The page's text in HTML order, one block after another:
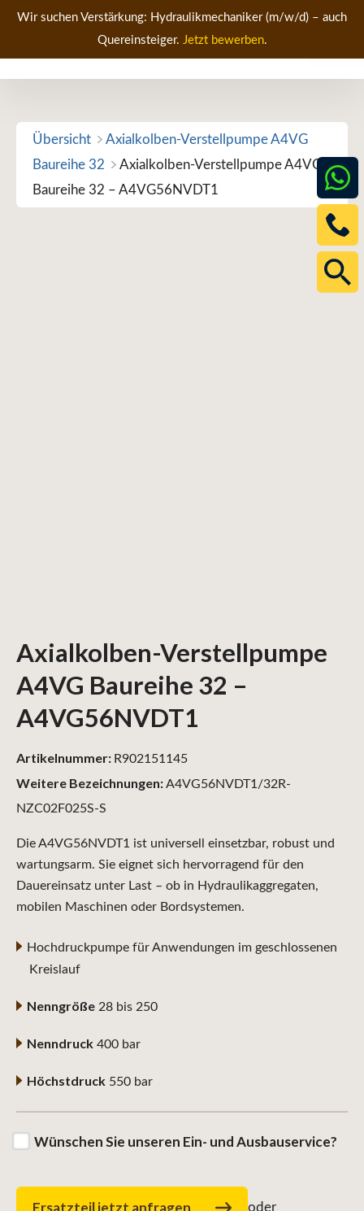
Zum
springen
Wir suchen Verstärkung: Hydraulikmechaniker (m/w/d) – auch
Quereinsteiger. Jetzt bewerben.
Übersicht
Axialkolben-Verstellpumpe A4VG
Baureihe 32
Axialkolben-Verstellpumpe A4VG
Baureihe 32 – A4VG56NVDT1
Axialkolben-Verstellpumpe
A4VG Baureihe 32 –
A4VG56NVDT1
Die A4VG56NVDT1 ist universell einsetzbar, robust und
wartungsarm. Sie eignet sich hervorragend für den
Dauereinsatz unter Last – ob in Hydraulikaggregaten,
mobilen Maschinen oder Bordsystemen.
Hochdruckpumpe für Anwendungen im geschlossenen
Kreislauf
Nenngröße 28 bis 250
Nenndruck 400 bar
Höchstdruck 550 bar
Wünschen Sie unseren Ein- und Ausbauservice?
Ersatzteil jetzt anfragen oder
Weitere Bezeichnungen:A4VG56NVDT1/32R-
NZC02F025S-S
Artikelnummer: R902151145